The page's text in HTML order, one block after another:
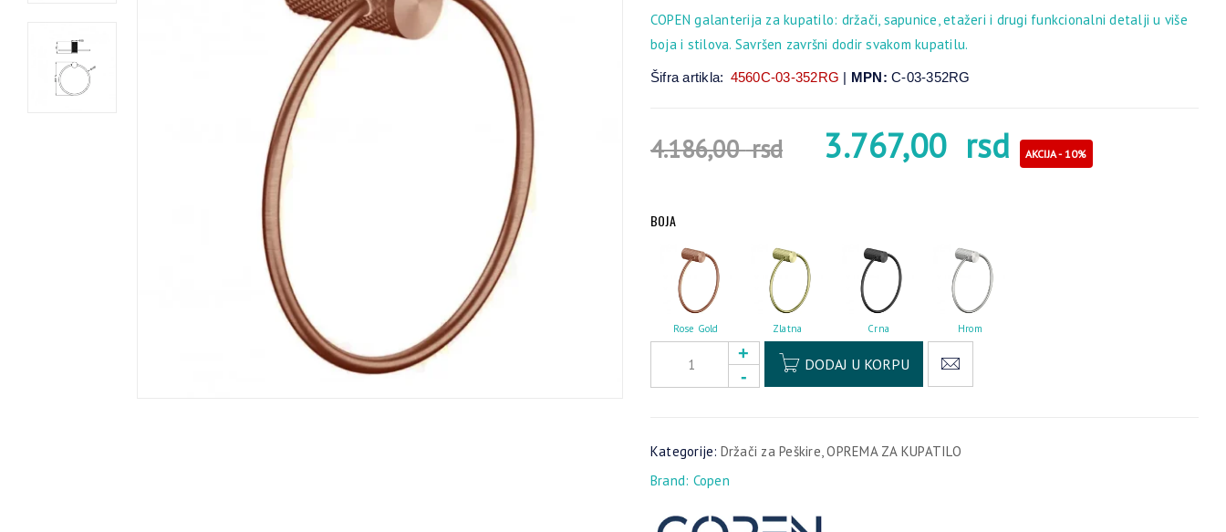
COPEN galanterija za kupatilo: držači, sapunice, etažeri i drugi funkcionalni detalji u više
boja i stilova. Savršen završni dodir svakom kupatilu.
Šifra artikla: 4560C-03-352RG | MPN: C-03-352RG
4.186,00rsd 3.767,00 rsd AKCIJA - 10%
BOJA
Rose Gold Zlatna Crna Hrom
DODAJ U KORPU
Kategorije: Držači za Peškire,OPREMA ZA KUPATILO
Brand: Copen